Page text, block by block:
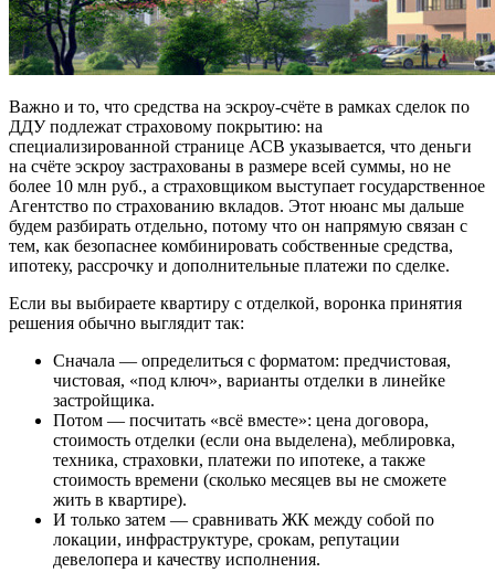
Важно и то, что средства на эскроу-счёте в рамках сделок по
ДДУ подлежат страховому покрытию: на
специализированной странице АСВ указывается, что деньги
на счёте эскроу застрахованы в размере всей суммы, но не
более 10 млн руб., а страховщиком выступает государственное
Агентство по страхованию вкладов. Этот нюанс мы дальше
будем разбирать отдельно, потому что он напрямую связан с
тем, как безопаснее комбинировать собственные средства,
ипотеку, рассрочку и дополнительные платежи по сделке.
Если вы выбираете квартиру с отделкой, воронка принятия
решения обычно выглядит так:
Сначала — определиться с форматом: предчистовая,
чистовая, «под ключ», варианты отделки в линейке
застройщика.
Потом — посчитать «всё вместе»: цена договора,
стоимость отделки (если она выделена), меблировка,
техника, страховки, платежи по ипотеке, а также
стоимость времени (сколько месяцев вы не сможете
жить в квартире).
И только затем — сравнивать ЖК между собой по
локации, инфраструктуре, срокам, репутации
девелопера и качеству исполнения.